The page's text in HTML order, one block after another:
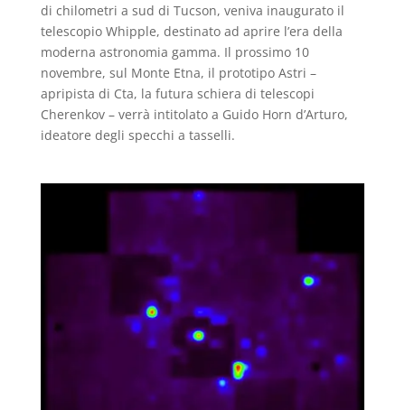
di chilometri a sud di Tucson, veniva inaugurato il
telescopio Whipple, destinato ad aprire l’era della
moderna astronomia gamma. Il prossimo 10
novembre, sul Monte Etna, il prototipo Astri –
apripista di Cta, la futura schiera di telescopi
Cherenkov – verrà intitolato a Guido Horn d’Arturo,
ideatore degli specchi a tasselli.